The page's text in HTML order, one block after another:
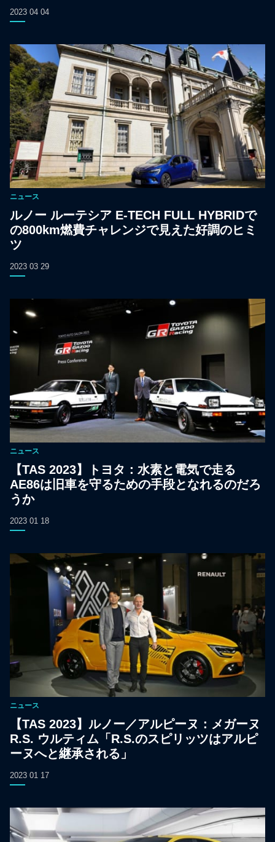
2023 04 04
ニュース
ルノー ルーテシア E-TECH FULL HYBRIDで
の800km燃費チャレンジで見えた好調のヒミ
ツ
2023 03 29
ニュース
【TAS 2023】トヨタ：水素と電気で走る
AE86は旧車を守るための手段となれるのだろ
うか
2023 01 18
ニュース
【TAS 2023】ルノー／アルピーヌ：メガーヌ
R.S. ウルティム「R.S.のスピリッツはアルピ
ーヌへと継承される」
2023 01 17